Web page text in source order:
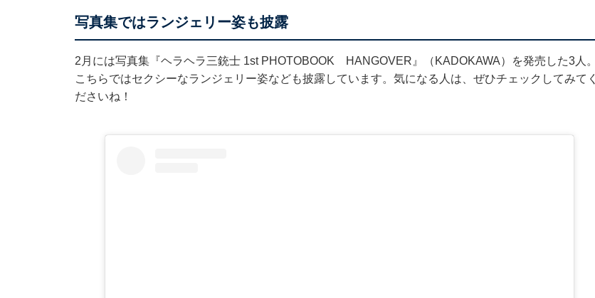
写真集ではランジェリー姿も披露
2月には写真集『ヘラヘラ三銃士 1st PHOTOBOOK HANGOVER』（KADOKAWA）を発売した3人。
こちらではセクシーなランジェリー姿なども披露しています。気になる人は、ぜひチェックしてみてく
ださいね！